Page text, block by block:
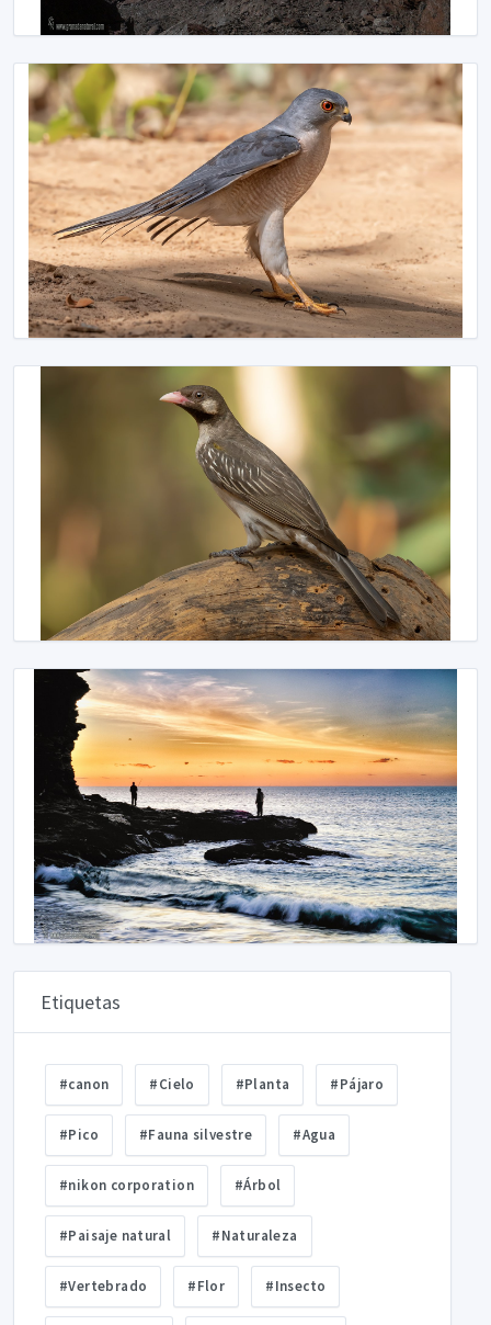
Etiquetas
#canon #Cielo #Planta #Pájaro
#Pico #Fauna silvestre #Agua
#nikon corporation #Árbol
#Paisaje natural #Naturaleza
#Vertebrado #Flor #Insecto